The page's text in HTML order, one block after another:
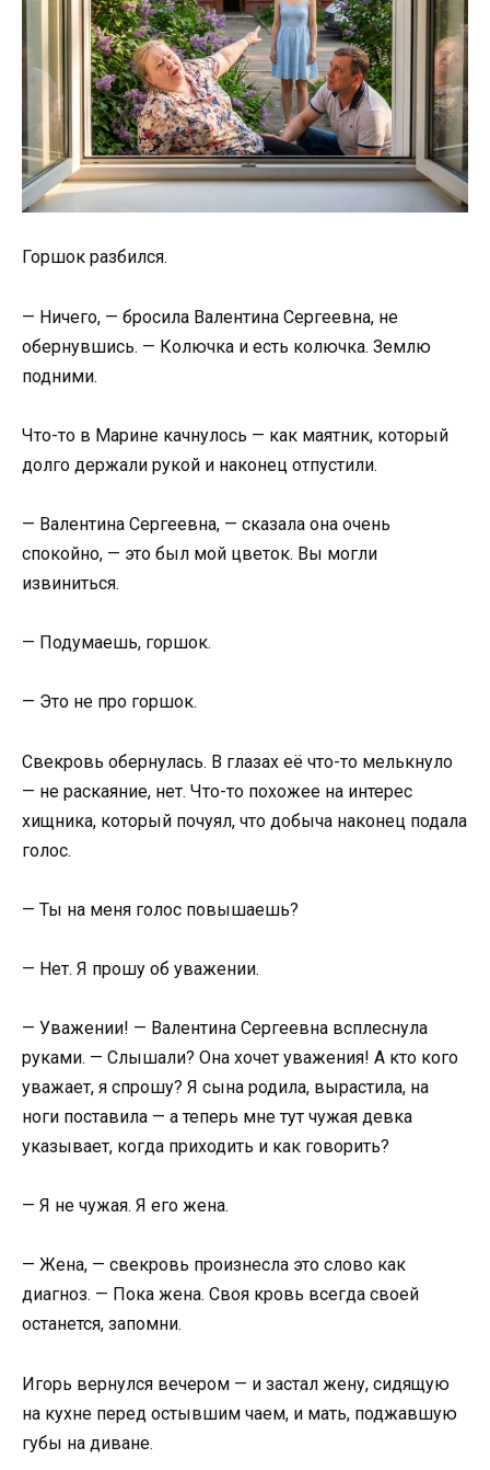
Горшок разбился.
— Ничего, — бросила Валентина Сергеевна, не
обернувшись. — Колючка и есть колючка. Землю
подними.
Что-то в Марине качнулось — как маятник, который
долго держали рукой и наконец отпустили.
— Валентина Сергеевна, — сказала она очень
спокойно, — это был мой цветок. Вы могли
извиниться.
— Подумаешь, горшок.
— Это не про горшок.
Свекровь обернулась. В глазах её что-то мелькнуло
— не раскаяние, нет. Что-то похожее на интерес
хищника, который почуял, что добыча наконец подала
голос.
— Ты на меня голос повышаешь?
— Нет. Я прошу об уважении.
— Уважении! — Валентина Сергеевна всплеснула
руками. — Слышали? Она хочет уважения! А кто кого
уважает, я спрошу? Я сына родила, вырастила, на
ноги поставила — а теперь мне тут чужая девка
указывает, когда приходить и как говорить?
— Я не чужая. Я его жена.
— Жена, — свекровь произнесла это слово как
диагноз. — Пока жена. Своя кровь всегда своей
останется, запомни.
Игорь вернулся вечером — и застал жену, сидящую
на кухне перед остывшим чаем, и мать, поджавшую
губы на диване.